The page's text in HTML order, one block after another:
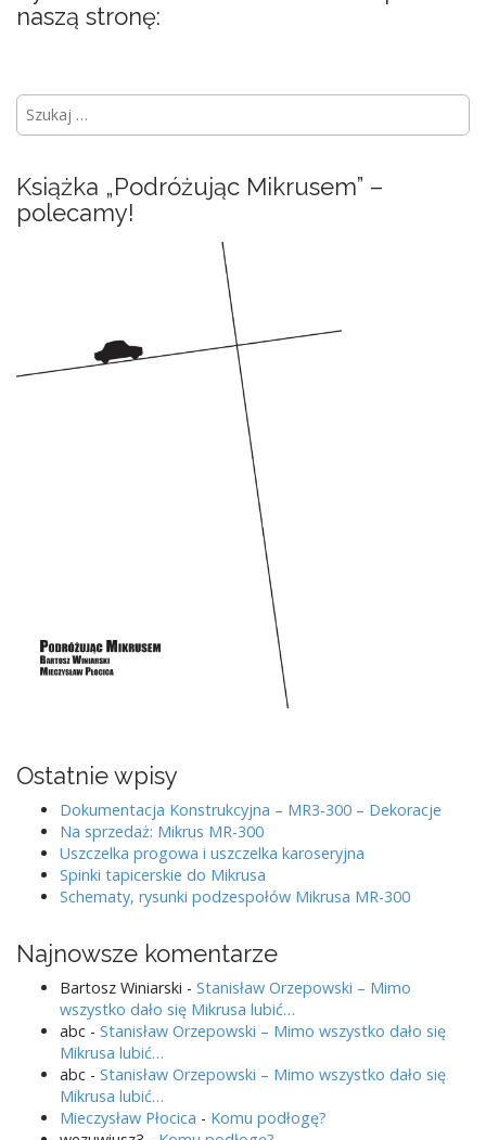
naszą stronę:
S
a
j
:
Książka „Podróżując Mikrusem” –
polecamy!
Ostatnie wpisy
Dokumentacja Konstrukcyjna – MR3-300 – Dekoracje
Na sprzedaż: Mikrus MR-300
Uszczelka progowa i uszczelka karoseryjna
Spinki tapicerskie do Mikrusa
Schematy, rysunki podzespołów Mikrusa MR-300
Najnowsze komentarze
Bartosz Winiarski - Stanisław Orzepowski – Mimo
wszystko dało się Mikrusa lubić…
abc - Stanisław Orzepowski – Mimo wszystko dało się
Mikrusa lubić…
abc - Stanisław Orzepowski – Mimo wszystko dało się
Mikrusa lubić…
Mieczysław Płocica - Komu podłogę?